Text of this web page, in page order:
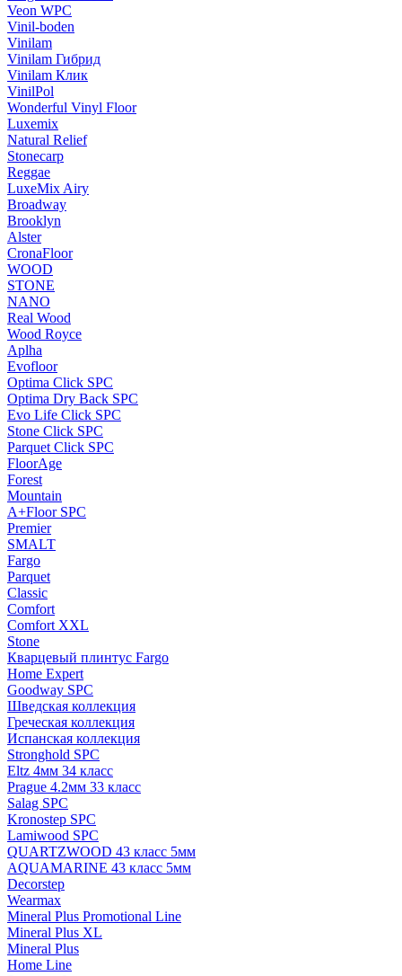
Veon WPC
Vinil-boden
Vinilam
Vinilam Гибрид
Vinilam Клик
VinilPol
Wonderful Vinyl Floor
Luxemix
Natural Relief
Stonecarp
Reggae
LuxeMix Airy
Broadway
Brooklyn
Alster
CronaFloor
WOOD
STONE
NANO
Real Wood
Wood Royce
Aplha
Evofloor
Optima Click SPC
Optima Dry Back SPC
Evo Life Click SPC
Stone Click SPC
Parquet Click SPC
FloorAge
Forest
Mountain
A+Floor SPC
Premier
SMALT
Fargo
Parquet
Classic
Comfort
Comfort XXL
Stone
Кварцевый плинтус Fargo
Home Expert
Goodway SPC
Шведская коллекция
Греческая коллекция
Испанская коллекция
Stronghold SPC
Eltz 4мм 34 класс
Prague 4.2мм 33 класс
Salag SPC
Kronostep SPC
Lamiwood SPC
QUARTZWOOD 43 класс 5мм
AQUAMARINE 43 класс 5мм
Decorstep
Wearmax
Mineral Plus Promotional Line
Mineral Plus XL
Mineral Plus
Home Line